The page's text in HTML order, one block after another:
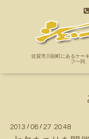
佐賀市川副町にあるケー
フ一同
2013 / 06 / 27 20:48